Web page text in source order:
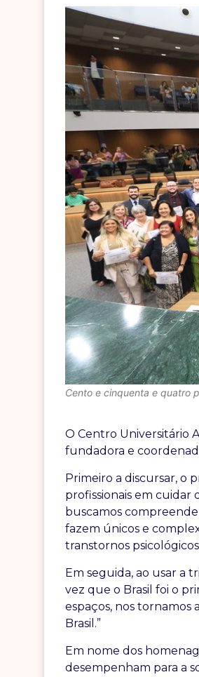
Cento e cinquenta e quatro
O Centro Universitário
fundadora e
Primeiro a discursar, o
profissionais em cuidar
buscamos
fazem únicos e
transtornos
Em seguida, ao usar a
vez que o Brasil foi o
espaços, nos tornamos
Brasil.”
Em nome dos
desempenham para a